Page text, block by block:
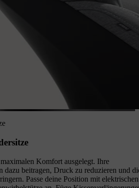
Komfort ausgelegt. Ihre
dazu beitragen, Druck zu reduzieren und
Passe deine Position mit elektrischen